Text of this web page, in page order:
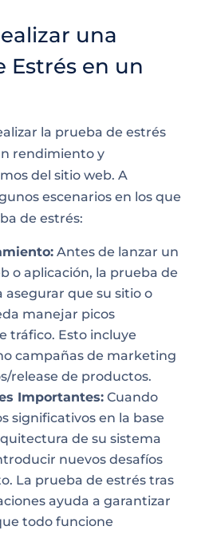
una
Estrés en un
la prueba de estrés
rendimiento y
del sitio web. A
escenarios en los que
de estrés:
Antes de lanzar un
o aplicación, la prueba de
asegurar que su sitio o
manejar picos
tráfico. Esto incluye
campañas de marketing
release de productos.
Importantes:Cuando
significativos en la base
de su sistema
nuevos desafíos
La prueba de estrés tras
ayuda a garantizar
todo funcione